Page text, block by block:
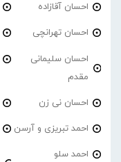
احسان آقازاده
احسان تهرانچی
احسان سلیمانی
مقدم
احسان نی زن
احمد تبریزی و آرسن
احمد سلو